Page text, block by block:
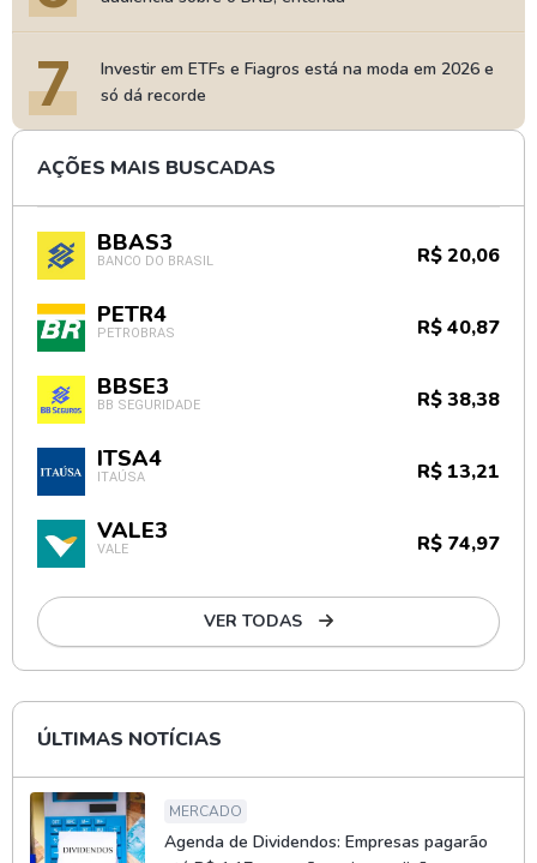
7
Investir em ETFs e Fiagros está na moda em 2026 e
só dá recorde
AÇÕES MAIS BUSCADAS
BBAS3
BANCO DO BRASIL R$ 20,06
PETR4
PETROBRAS R$ 40,87
BBSE3
BB SEGURIDADE R$ 38,38
ITSA4
ITAÚSA R$ 13,21
VALE3
VALE R$ 74,97
VER TODAS
ÚLTIMAS NOTÍCIAS
MERCADO
Agenda de Dividendos: Empresas pagarão